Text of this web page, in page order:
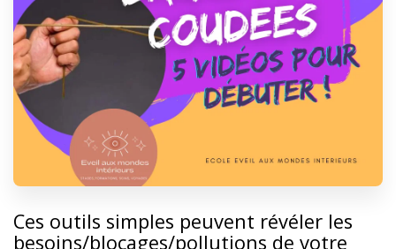
Ces outils simples peuvent révéler les
besoins/blocages/pollutions de votre